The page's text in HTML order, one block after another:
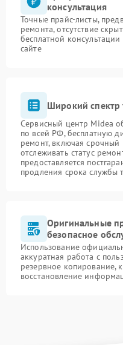
консультация
Точные прайс-листы,
ремонта, отсутствие
бесплатной
сайте
Широкий спектр
Сервисный центр Midea
по всей РФ, бесплатную
ремонт, включая
отслеживать статус
предоставляется
продления срока службы
Оригинальные
безопасное
Использование
аккуратная работа с
резервное копирование,
восстановление